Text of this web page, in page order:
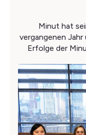
Minut hat
vergangenen
Erfolge der